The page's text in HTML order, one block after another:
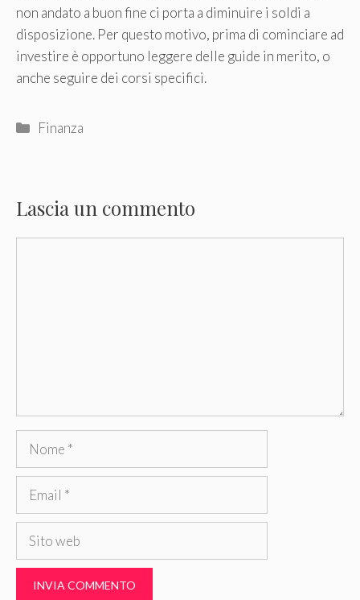
non andato a buon fine ci porta a diminuire i soldi a
disposizione. Per questo motivo, prima di cominciare ad
investire è opportuno leggere delle guide in merito, o
anche seguire dei corsi specifici.
Categorie
Finanza
Lascia un commento
Nome
Email
Sito